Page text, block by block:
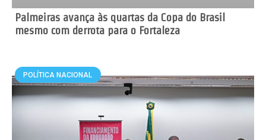
Palmeiras avança às quartas da Copa do Brasil
mesmo com derrota para o Fortaleza
POLÍTICA NACIONAL